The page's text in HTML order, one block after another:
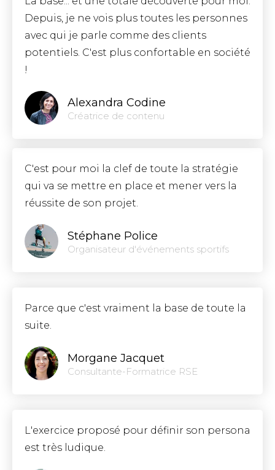
Depuis, je ne vois plus toutes les personnes
avec qui je parle comme des clients
potentiels. C'est plus confortable en société
!
Alexandra Codine
Créatrice de contenu
C'est pour moi la clef de toute la stratégie
qui va se mettre en place et mener vers la
réussite de son projet.
Stéphane Police
Organisateur d'événements sportifs
Parce que c'est vraiment la base de toute la
suite.
Morgane Jacquet
Consultante-Formatrice RSE
L'exercice proposé pour définir son persona
est très ludique.